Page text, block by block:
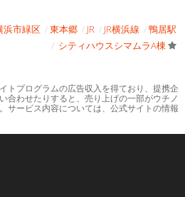
浜市緑区 東本郷 JR JR横浜線
鴨居駅
シティハウスシマムラA棟
トプログラムの広告収入を得ており、提携企
合わせたりすると、売り上げの一部がウチノ
サービス内容については、公式サイトの情報